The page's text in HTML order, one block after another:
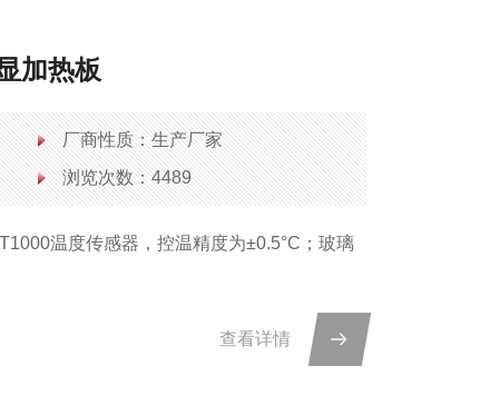
加热板
厂商性质：生产厂家
浏览次数：4489
温度传感器，控温精度为±0.5°C；玻璃
查看详情